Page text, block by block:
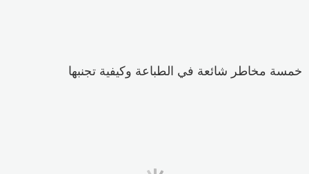
خمسة مخاطر شائعة في الطباعة وكيفية تجنبها